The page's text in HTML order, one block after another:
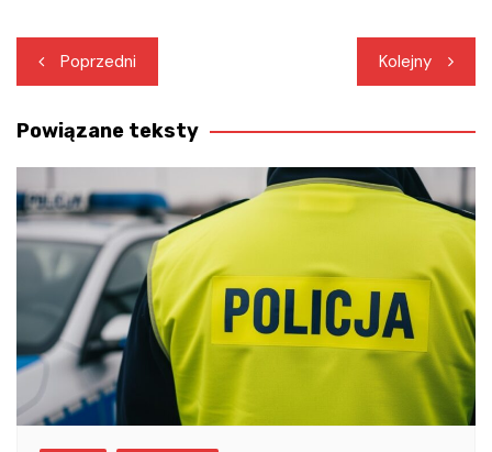
Nawigacja
wpisu
Poprzedni Kolejny
Powiązane teksty